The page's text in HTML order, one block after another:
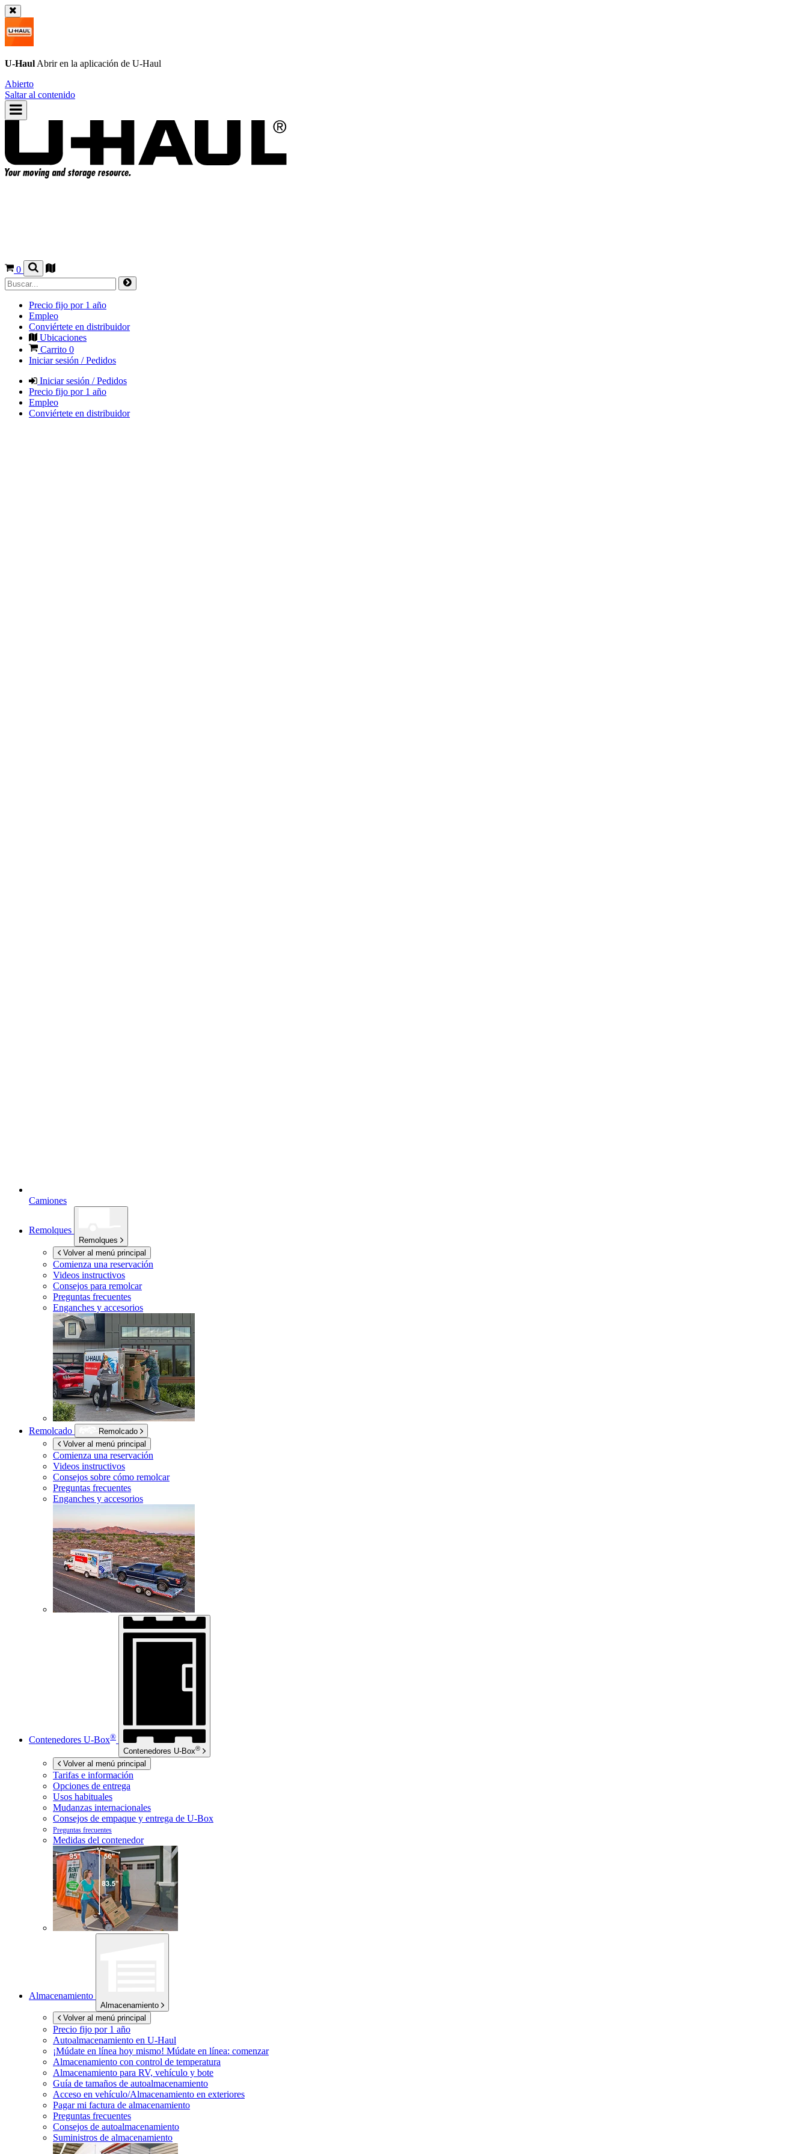
U-Haul Abrir en la aplicación de U-Haul
Abierto
Saltar al contenido
0
Precio fijo por 1 año
Empleo
Conviértete en distribuidor
Ubicaciones
Carrito 0
Iniciar sesión / Pedidos
Iniciar sesión / Pedidos
Precio fijo por 1 año
Empleo
Conviértete en distribuidor
Camiones
Remolques
Remolques
Volver al menú principal
Comienza una reservación
Videos instructivos
Consejos para remolcar
Preguntas frecuentes
Enganches y accesorios
Remolcado
Remolcado
Volver al menú principal
Comienza una reservación
Videos instructivos
Consejos sobre cómo remolcar
Preguntas frecuentes
Enganches y accesorios
Contenedores U-Box®
Contenedores U-Box®
Volver al menú principal
Tarifas e información
Opciones de entrega
Usos habituales
Mudanzas internacionales
Consejos de empaque y entrega de U-Box
Preguntas frecuentes
Medidas del contenedor
Almacenamiento
Almacenamiento
Volver al menú principal
Precio fijo por 1 año
Autoalmacenamiento en U-Haul
¡Múdate en línea hoy mismo! Múdate en línea: comenzar
Almacenamiento con control de temperatura
Almacenamiento para RV, vehículo y bote
Guía de tamaños de autoalmacenamiento
Acceso en vehículo/Almacenamiento en exteriores
Pagar mi factura de almacenamiento
Preguntas frecuentes
Consejos de autoalmacenamiento
Suministros de almacenamiento